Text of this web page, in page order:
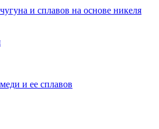
и сплавов на основе никеля
и ее сплавов